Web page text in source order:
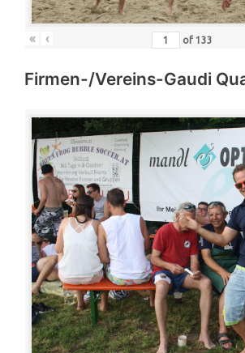
« ‹ of 133
Firmen-/Vereins-Gaudi